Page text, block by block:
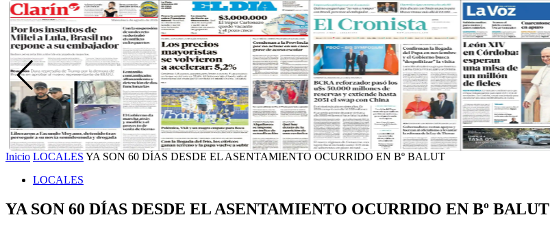
Inicio LOCALES YA SON 60 DÍAS DESDE EL ASENTAMIENTO OCURRIDO EN Bº BALUT
LOCALES
YA SON 60 DÍAS DESDE EL ASENTAMIENTO OCURRIDO EN Bº BALUT